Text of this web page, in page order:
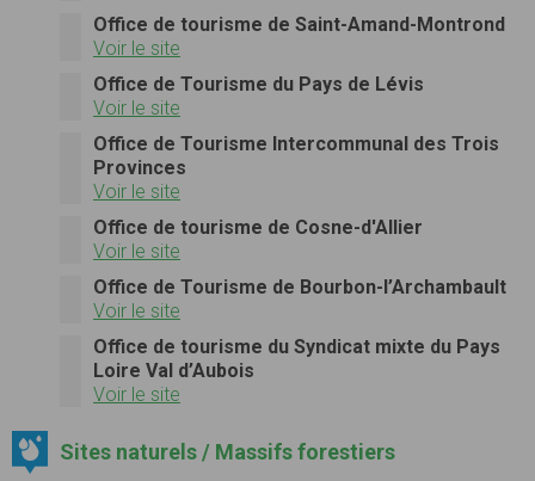
Office de tourisme de Saint-Amand-Montrond
Voir le site
Office de Tourisme du Pays de Lévis
Voir le site
Office de Tourisme Intercommunal des Trois
Provinces
Voir le site
Office de tourisme de Cosne-d'Allier
Voir le site
Office de Tourisme de Bourbon-l’Archambault
Voir le site
Office de tourisme du Syndicat mixte du Pays
Loire Val d’Aubois
Voir le site
Sites naturels / Massifs forestiers